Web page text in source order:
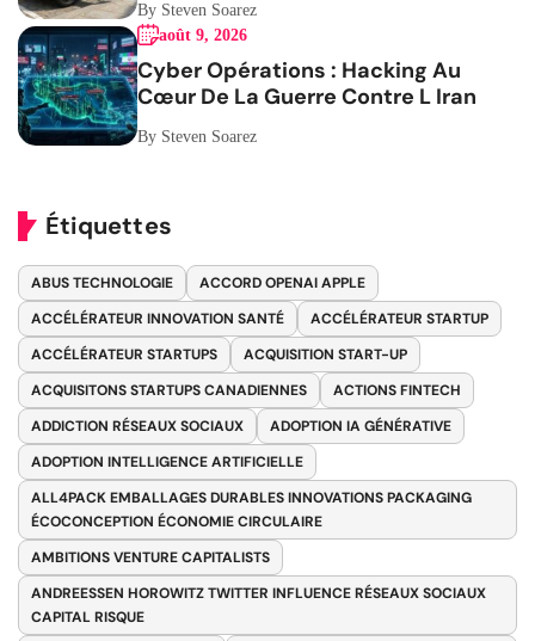
By Steven Soarez
août 9, 2026
Cyber Opérations : Hacking Au
Cœur De La Guerre Contre L Iran
By Steven Soarez
Étiquettes
ABUS TECHNOLOGIE
ACCORD OPENAI APPLE
ACCÉLÉRATEUR INNOVATION SANTÉ
ACCÉLÉRATEUR STARTUP
ACCÉLÉRATEUR STARTUPS
ACQUISITION START-UP
ACQUISITONS STARTUPS CANADIENNES
ACTIONS FINTECH
ADDICTION RÉSEAUX SOCIAUX
ADOPTION IA GÉNÉRATIVE
ADOPTION INTELLIGENCE ARTIFICIELLE
ALL4PACK EMBALLAGES DURABLES INNOVATIONS PACKAGING
ÉCOCONCEPTION ÉCONOMIE CIRCULAIRE
AMBITIONS VENTURE CAPITALISTS
ANDREESSEN HOROWITZ TWITTER INFLUENCE RÉSEAUX SOCIAUX
CAPITAL RISQUE